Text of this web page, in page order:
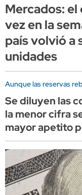
Mercados:
vez en la
país volvió a
unidades
Aunque las reservas
Se diluyen las
la menor cifra
mayor apetito